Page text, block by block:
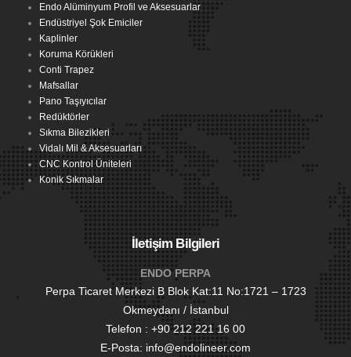
Endo Alüminyum Profil ve Aksesuarlar
Endüstriyel Şok Emiciler
Kaplinler
Koruma Körükleri
Conti Trapez
Mafsallar
Pano Taşıyıcılar
Redüktörler
Sıkma Bilezikleri
Vidalı Mil & Aksesuarları
CNC Kontrol Üniteleri
Konik Sıkmalar
İletişim Bilgileri
ENDO PERPA
Perpa Ticaret Merkezi B Blok Kat:11 No:1721 – 1723
Okmeydanı / İstanbul
Telefon : +90 212 221 16 00
E-Posta: info@endolineer.com